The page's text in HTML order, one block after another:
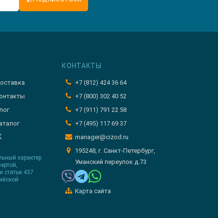
характер
статьи 437
КОНТАКТЫ
+7 (812) 424 36 64
+7 (800) 302 40 52
+7 (911) 791 22 58
+7 (495) 117 69 37
manager@cizod.ru
195248, г. Санкт-Петербург,
Уманский переулок д.73
Карта сайта